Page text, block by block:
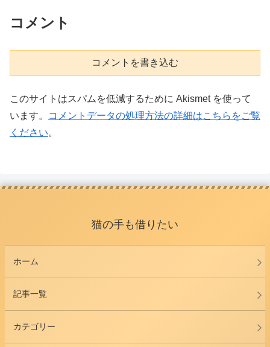
コメント
コメントを書き込む
このサイトはスパムを低減するために Akismet を使って
います。
コメントデータの処理方法の詳細はこちらをご覧
ください。
猫の手も借りたい
ホーム
記事一覧
カテゴリー